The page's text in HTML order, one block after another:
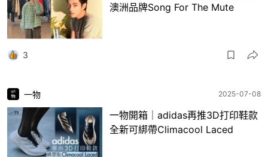
澳洲品牌Song For The Mute
3
一物 2025-07-08
一物開箱｜adidas再推3D打印鞋款
全新可綁帶Climacool Laced